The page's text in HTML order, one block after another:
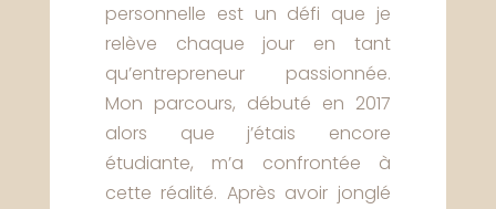
personnelle est un défi que je
relève chaque jour en tant
qu’entrepreneur passionnée.
Mon parcours, débuté en 2017
alors que j’étais encore
étudiante, m’a confrontée à
cette réalité. Après avoir jonglé